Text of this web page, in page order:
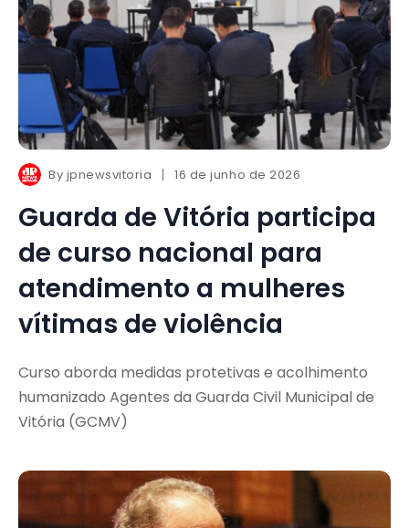
By jpnewsvitoria 16 de junho de 2026
Guarda de Vitória participa
de curso nacional para
atendimento a mulheres
vítimas de violência
Curso aborda medidas protetivas e acolhimento
humanizado Agentes da Guarda Civil Municipal de
Vitória (GCMV)